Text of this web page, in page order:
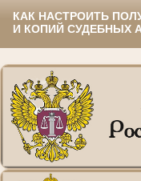
КАК НАСТРОИТЬ
И КОПИЙ СУДЕБНЫХ